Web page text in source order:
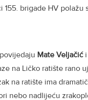
155. brigade HV
Mate Veljačići
na Ličko ratište rano
na ratište ima
nebo nadlijeću